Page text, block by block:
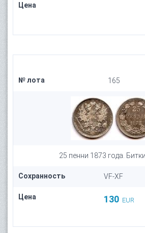
Цена
№ лота 165
25 пенни 1873 года.
Сохранность VF-XF
Цена 130 EUR